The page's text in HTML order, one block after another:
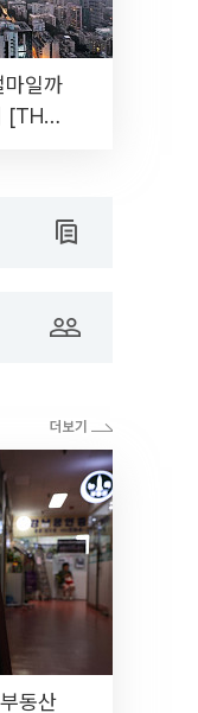
일까
[THE
동산